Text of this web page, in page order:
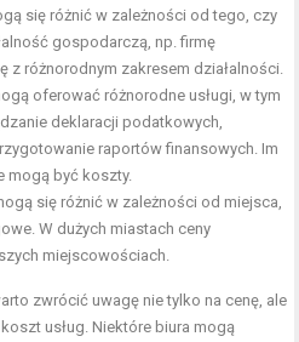
się różnić w zależności od tego, czy
gospodarczą, np. firmę
z różnorodnym zakresem działalności.
oferować różnorodne usługi, w tym
deklaracji podatkowych,
raportów finansowych. Im
mogą być koszty.
się różnić w zależności od miejsca,
W dużych miastach ceny
miejscowościach.
zwrócić uwagę nie tylko na cenę, ale
usług. Niektóre biura mogą